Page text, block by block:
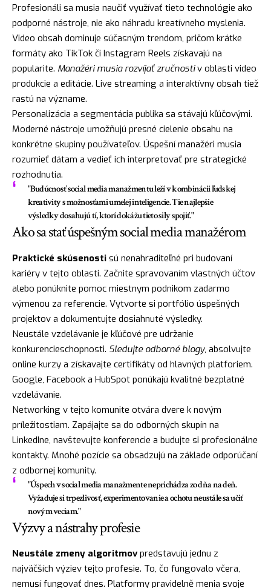
Profesionáli sa musia naučiť využívať tieto technológie ako
podporné nástroje, nie ako náhradu kreatívneho myslenia.
Video obsah dominuje súčasným trendom, pričom krátke
formáty ako TikTok či Instagram Reels získavajú na
popularite. Manažéri musia rozvíjať zručnostiv oblasti video
produkcie a editácie. Live streaming a interaktívny obsah tiež
rastú na význame.
Personalizácia a segmentácia publika sa stávajú kľúčovými.
Moderné nástroje umožňujú presné cielenie obsahu na
konkrétne skupiny používateľov. Úspešní manažéri musia
rozumieť dátam a vedieť ich interpretovať pre strategické
rozhodnutia.
"Budúcnosť social media manažmentu leží v kombinácii ľudskej
kreativity s možnosťami umelej inteligencie. Tie najlepšie
výsledky dosahujú tí, ktorí dokážu tieto sily spojiť."
Ako sa stať úspešným social media manažérom
Praktické skúsenosti sú nenahraditeľné pri budovaní
kariéry v tejto oblasti. Začnite spravovaním vlastných účtov
alebo ponúknite pomoc miestnym podnikom zadarmo
výmenou za referencie. Vytvorte si portfólio úspešných
projektov a dokumentujte dosiahnuté výsledky.
Neustále vzdelávanie je kľúčové pre udržanie
konkurencieschopnosti. Sledujte odborné blogy, absolvujte
online kurzy a získavajte certifikáty od hlavných platforiem.
Google, Facebook a HubSpot ponúkajú kvalitné bezplatné
vzdelávanie.
Networking v tejto komunite otvára dvere k novým
príležitostiam. Zapájajte sa do odborných skupín na
LinkedIne, navštevujte konferencie a budujte si profesionálne
kontakty. Mnohé pozície sa obsadzujú na základe odporúčaní
z odbornej komunity.
"Úspech v social media manažmente neprichádza zo dňa na deň.
Vyžaduje si trpezlivosť, experimentovanie a ochotu neustále sa učiť
novým veciam."
Výzvy a nástrahy profesie
Neustále zmeny algoritmovpredstavujú jednu z
najväčších výziev tejto profesie. To, čo fungovalo včera,
nemusí fungovať dnes. Platformy pravidelně menia svoje